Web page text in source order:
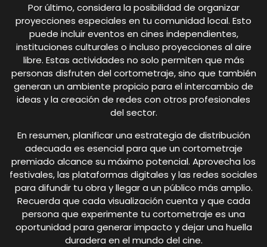
Por último, considera la posibilidad de organizar
proyecciones especiales en tu comunidad local. Esto
puede incluir eventos en cines independientes,
instituciones culturales o incluso proyecciones al aire
libre. Estas actividades no solo permiten que más
personas disfruten del cortometraje, sino que también
generan un ambiente propicio para el intercambio de
ideas y la creación de redes con otros profesionales
del sector.
En resumen, planificar una estrategia de distribución
adecuada es esencial para que un cortometraje
premiado alcance su máximo potencial. Aprovecha los
festivales, las plataformas digitales y las redes sociales
para difundir tu obra y llegar a un público más amplio.
Recuerda que cada visualización cuenta y que cada
persona que experimente tu cortometraje es una
oportunidad para generar impacto y dejar una huella
duradera en el mundo del cine.